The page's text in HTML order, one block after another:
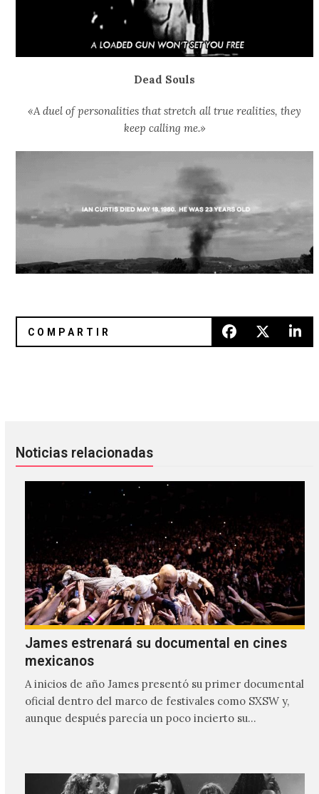
Dead Souls
«A duel of personalities that stretch all true realities, they
keep calling me.»
Noticias relacionadas
James estrenará su documental en cines
mexicanos
A inicios de año James presentó su primer documental
oficial dentro del marco de festivales como SXSW y,
aunque después parecía un poco incierto su…